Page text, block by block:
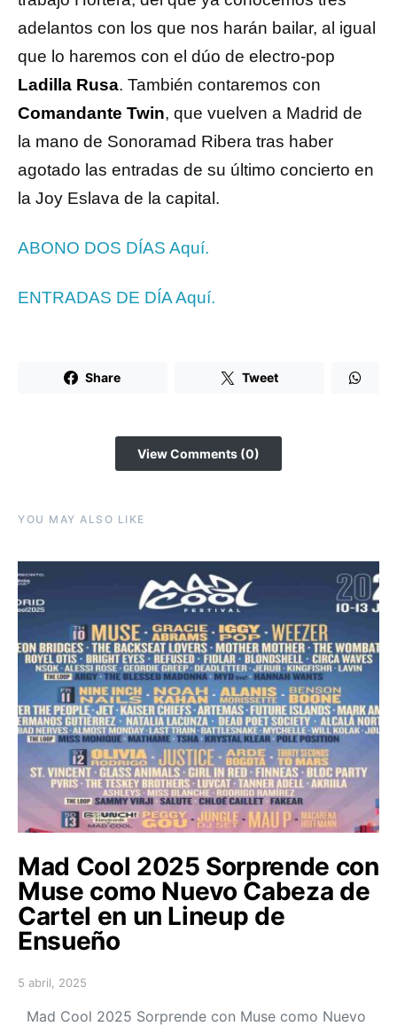
adelantos con los que nos harán bailar, al igual
que lo haremos con el dúo de electro-pop
Ladilla Rusa. También contaremos con
Comandante Twin, que vuelven a Madrid de
la mano de Sonoramad Ribera tras haber
agotado las entradas de su último concierto en
la Joy Eslava de la capital.
ABONO DOS DÍAS Aquí.
ENTRADAS DE DÍA Aquí.
Share Tweet
View Comments (0)
YOU MAY ALSO LIKE
Mad Cool 2025 Sorprende con
Muse como Nuevo Cabeza de
Cartel en un Lineup de
Ensueño
Posted on
5 abril, 2025
Mad Cool 2025 Sorprende con Muse como Nuevo